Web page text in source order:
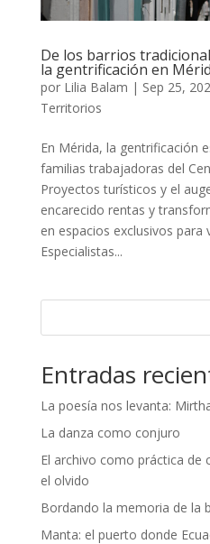
De los barrios
la gentrificación en
por Lilia Balam | Sep 25,
Territorios
En Mérida, la gentrificación
familias trabajadoras del
Proyectos turísticos y el
encarecido rentas y
en espacios exclusivos para
Especialistas...
Entradas
La poesía nos levanta:
La danza como conjuro
El archivo como práctica de
el olvido
Bordando la memoria de la
Manta: el puerto donde